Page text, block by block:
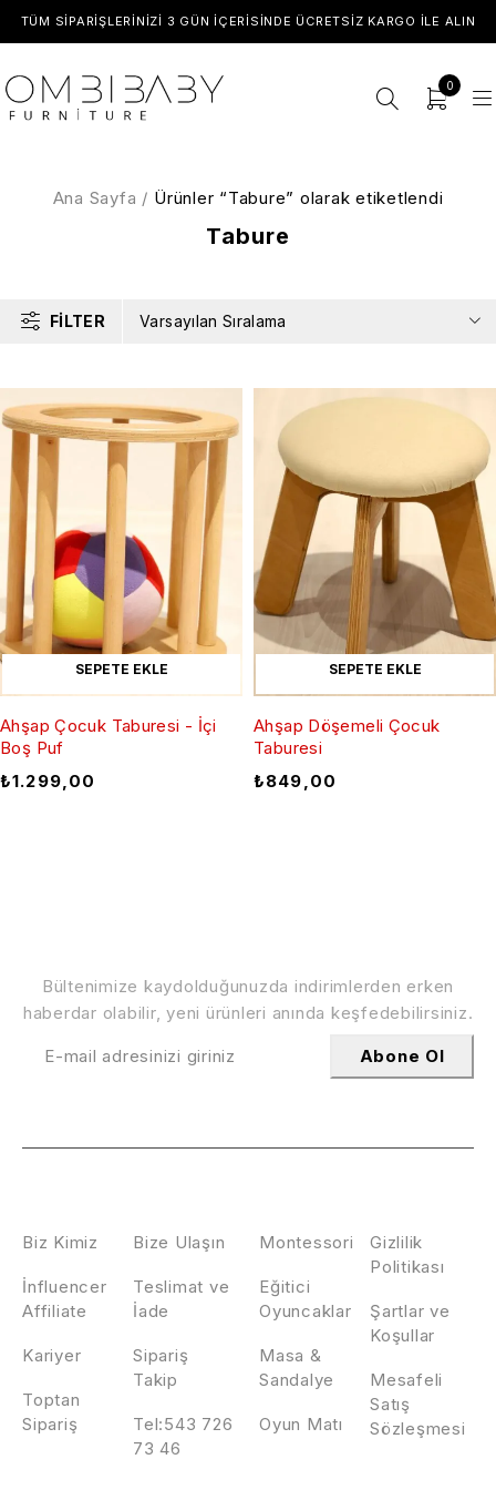
TÜM SIPARIŞLERINIZI 3 GÜN İÇERISINDE ÜCRETSIZ KARGO ILE ALIN
0
Tabure
Ana Sayfa / Ürünler “Tabure” olarak etiketlendi
FILTER Varsayılan Sıralama
SEPETE EKLE
Ahşap Çocuk Taburesi - İçi
Boş Puf
₺1.299,00
SEPETE EKLE
Ahşap Döşemeli Çocuk
Taburesi
₺849,00
Bültenimize kaydolduğunuzda indirimlerden erken
haberdar olabilir, yeni ürünleri anında keşfedebilirsiniz.
Abone Ol
Bize Ulaşın
Teslimat ve
İade
Sipariş
Takip
Tel:543 726
73 46
Montessori
Eğitici
Oyuncaklar
Masa &
Sandalye
Oyun Matı
Biz Kimiz
İnfluencer
Affiliate
Kariyer
Toptan
Sipariş
Gizlilik
Politikası
Şartlar ve
Koşullar
Mesafeli
Satış
Sözleşmesi